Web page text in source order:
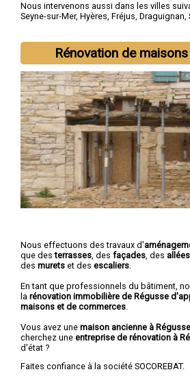
Nous intervenons aussi dans les villes
Seyne-sur-Mer, Hyères, Fréjus, Draguignan,
Rénovation de
Nous effectuons des travaux d'
que desterrasses , des façades , des allées
des murets et des escaliers
En tant que professionnels du bâtiment,
la rénovation immobilière de Régusse
maisons et de commerces
Vous avez une maison ancienne à
cherchez une entreprise de rénovation à
d'état ?
Faites confiance à la société SOCOREBAT.